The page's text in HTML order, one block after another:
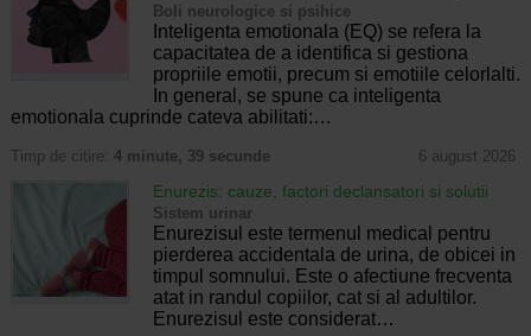
Boli neurologice si psihice
Inteligenta emotionala (EQ) se refera la
capacitatea de a identifica si gestiona
propriile emotii, precum si emotiile celorlalti.
In general, se spune ca inteligenta
emotionala cuprinde cateva abilitati:…
Timp de citire: 4 minute, 39 secunde 6 august 2026
Enurezis: cauze, factori declansatori si solutii
Sistem urinar
Enurezisul este termenul medical pentru
pierderea accidentala de urina, de obicei in
timpul somnului. Este o afectiune frecventa
atat in randul copiilor, cat si al adultilor.
Enurezisul este considerat…